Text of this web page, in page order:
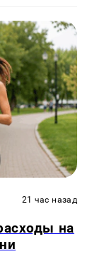
21 час назад
на